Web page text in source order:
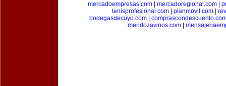
mercadoempresas.com| mercadoregional.com|
tenisprofesional.com
planmovil.com
bodegasdecuyo.com
mendozavinos.com|